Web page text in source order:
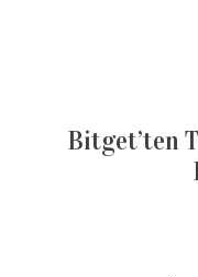
Bitget’ten